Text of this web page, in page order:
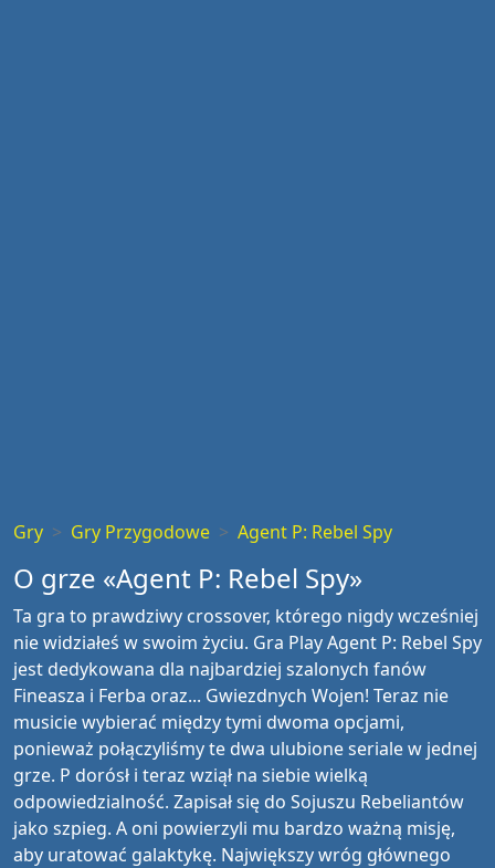
Gry Gry Przygodowe Agent P: Rebel Spy
O grze «Agent P: Rebel Spy»
Ta gra to prawdziwy crossover, którego nigdy wcześniej
nie widziałeś w swoim życiu. Gra Play Agent P: Rebel Spy
jest dedykowana dla najbardziej szalonych fanów
Fineasza i Ferba oraz... Gwiezdnych Wojen! Teraz nie
musicie wybierać między tymi dwoma opcjami,
ponieważ połączyliśmy te dwa ulubione seriale w jednej
grze. P dorósł i teraz wziął na siebie wielką
odpowiedzialność. Zapisał się do Sojuszu Rebeliantów
jako szpieg. A oni powierzyli mu bardzo ważną misję,
aby uratować galaktykę. Największy wróg głównego